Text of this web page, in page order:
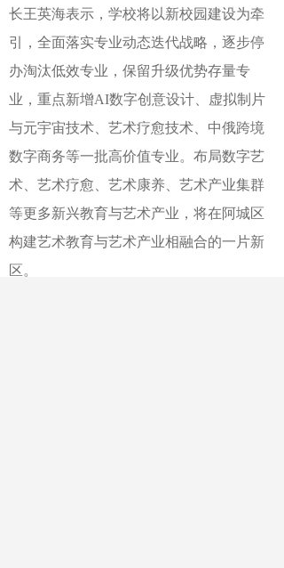
长王英海表示，学校将以新校园建设为牵
引，全面落实专业动态迭代战略，逐步停
办淘汰低效专业，保留升级优势存量专
业，重点新增AI数字创意设计、虚拟制片
与元宇宙技术、艺术疗愈技术、中俄跨境
数字商务等一批高价值专业。布局数字艺
术、艺术疗愈、艺术康养、艺术产业集群
等更多新兴教育与艺术产业，将在阿城区
构建艺术教育与艺术产业相融合的一片新
区。